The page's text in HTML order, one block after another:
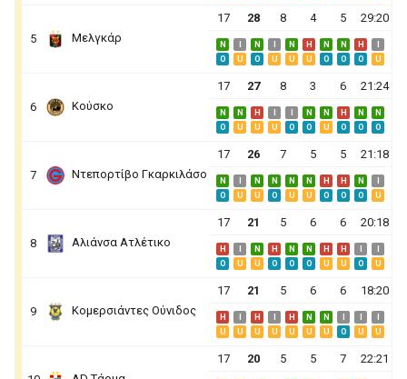
5 Μελγκάρ
17 28 8 4 5 29:20
N N N H N N H
O
U O U U U O O O U
6 Κούσκο
17 27 8 3 6 21:24
N N H N N H N
N
O
U U U O O U O O O
7 Ντεπορτίβο Γκαρκιλάσο
17 26 7 5 5 21:18
N N N N N H H N
O
U U O U U O O O U
8 Αλιάνσα Ατλέτικο
17 21 5 6 6 20:18
H N H N N H H
O
U U O O O U U O U
9 Κομερσιάντες Ούνιδος
17 21 5 6 6 18:20
H H H N N
U
U U U U U U O U U
17 20 5 5 7 22:21